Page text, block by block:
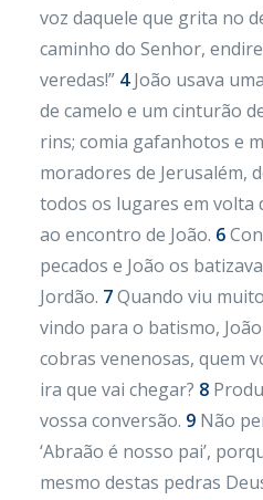
voz daquele que grita no
caminho do Senhor,
veredas!” 4João usava
de camelo e um cinturão
rins; comia gafanhotos e
moradores de Jerusalém,
todos os lugares em volta
ao encontro de João. 6
pecados e João os
Jordão. 7Quando viu
vindo para o batismo, João
cobras venenosas, quem
ira que vai chegar? 8
vossa conversão. 9 Não
‘Abraão é nosso pai’,
mesmo destas pedras